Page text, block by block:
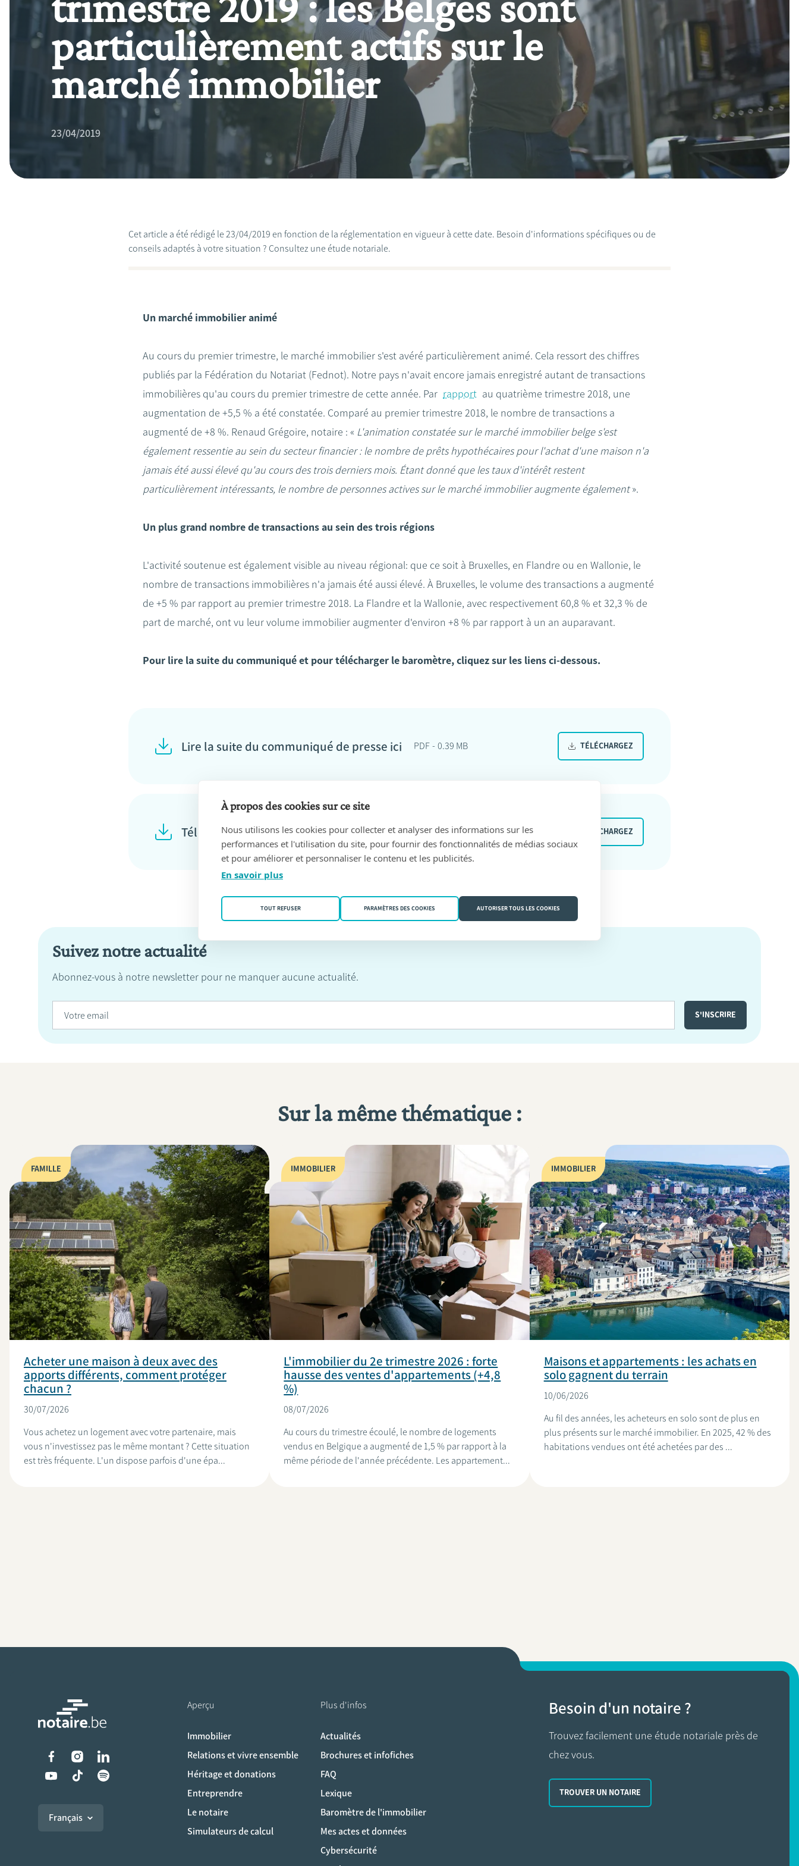
particulièrement actifs sur le
marché immobilier
23/04/2019
Cet article a été rédigé le 23/04/2019 en fonction de la réglementation en vigueur à cette date. Besoin d'informations spécifiques ou de
conseils adaptés à votre situation ? Consultez une étude notariale.
Un marché immobilier animé
Au cours du premier trimestre, le marché immobilier s'est avéré particulièrement animé. Cela ressort des chiffres
publiés par la Fédération du Notariat (Fednot). Notre pays n'avait encore jamais enregistré autant de transactions
immobilières qu'au cours du premier trimestre de cette année. Par rapport au quatrième trimestre 2018, une
augmentation de +5,5 % a été constatée. Comparé au premier trimestre 2018, le nombre de transactions a
augmenté de +8 %. Renaud Grégoire, notaire : « L'animation constatée sur le marché immobilier belge s'est
également ressentie au sein du secteur financier : le nombre de prêts hypothécaires pour l'achat d'une maison n'a
jamais été aussi élevé qu'au cours des trois derniers mois. Étant donné que les taux d'intérêt restent
particulièrement intéressants, le nombre de personnes actives sur le marché immobilier augmente également».
Un plus grand nombre de transactions au sein des trois régions
L'activité soutenue est également visible au niveau régional: que ce soit à Bruxelles, en Flandre ou en Wallonie, le
nombre de transactions immobilières n'a jamais été aussi élevé. À Bruxelles, le volume des transactions a augmenté
de +5 % par rapport au premier trimestre 2018. La Flandre et la Wallonie, avec respectivement 60,8 % et 32,3 % de
part de marché, ont vu leur volume immobilier augmenter d'environ +8 % par rapport à un an auparavant.
Pour lire la suite du communiqué et pour télécharger le baromètre, cliquez sur les liens ci-dessous.
Lire la suite du communiqué de presse ici PDF 0.39 MB TÉLÉCHARGEZ
Télécharger le baromètre des notaires ici PDF 1.44 MB TÉLÉCHARGEZ
Suivez notre actualité
Abonnez-vous à notre newsletter pour ne manquer aucune actualité.
Sur la même thématique :
FAMILLE
Acheter une maison à deux avec des
apports différents, comment protéger
chacun ?
30/07/2026
Vous achetez un logement avec votre partenaire, mais
vous n'investissez pas le même montant ? Cette situation
est très fréquente. L'un dispose parfois d'une épa...
IMMOBILIER
L'immobilier du 2e trimestre 2026 : forte
hausse des ventes d'appartements (+4,8
%)
08/07/2026
Au cours du trimestre écoulé, le nombre de logements
vendus en Belgique a augmenté de 1,5 % par rapport à la
même période de l'année précédente. Les appartement...
IMMOBILIER
Maisons et appartements : les achats en
solo gagnent du terrain
10/06/2026
Au fil des années, les acheteurs en solo sont de plus en
plus présents sur le marché immobilier. En 2025, 42 % des
habitations vendues ont été achetées par des ...
Liens vers les réseaux sociaux
Français
Aperçu
Immobilier
Relations et vivre ensemble
Héritage et donations
Entreprendre
Le notaire
Simulateurs de calcul
Plus d'infos
Actualités
Brochures et infofiches
FAQ
Lexique
Baromètre de l'immobilier
Mes actes et données
Cybersécurité
Besoin d'un notaire ?
Trouvez facilement une étude notariale près de
chez vous.
TROUVER UN NOTAIRE
À propos des cookies sur ce site
Nous utilisons les cookies pour collecter et analyser des informations sur les
performances et l'utilisation du site, pour fournir des fonctionnalités de médias sociaux
et pour améliorer et personnaliser le contenu et les publicités.
En savoir plus
TOUT REFUSER PARAMÈTRES DES COOKIES AUTORISER TOUS LES COOKIES